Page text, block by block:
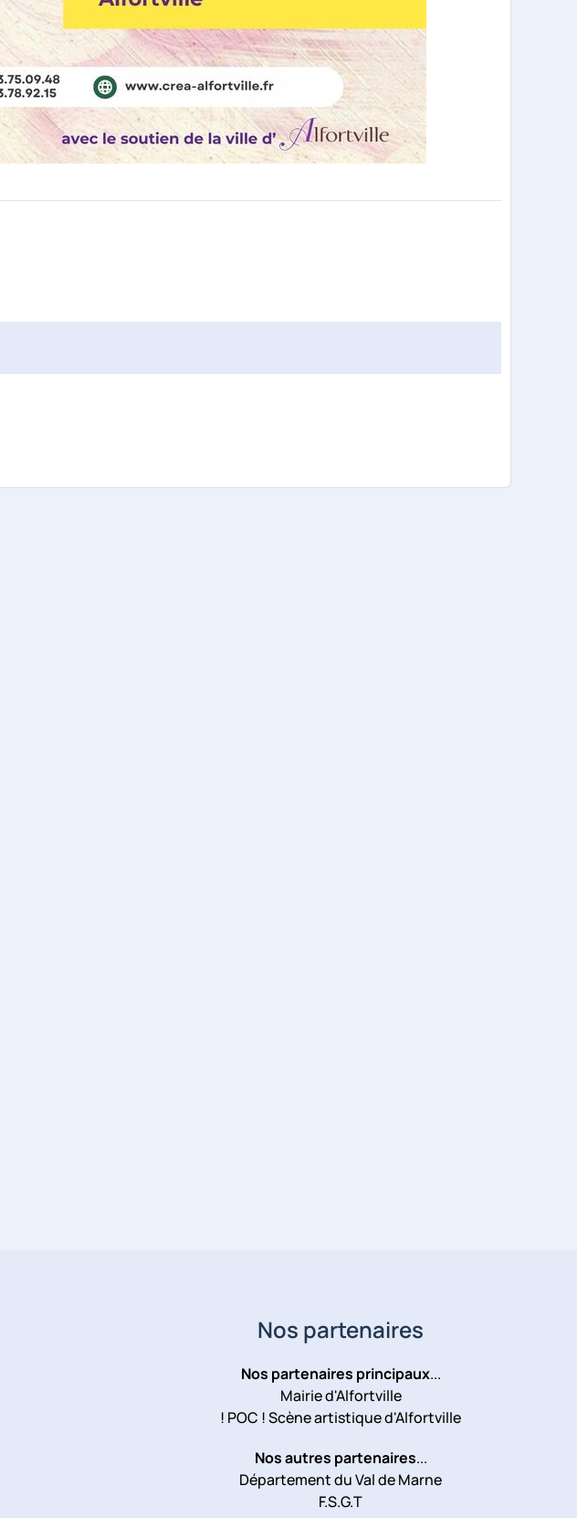
Nos partenaires
Nos partenaires principaux...
Mairie d'Alfortville
! POC ! Scène artistique d'Alfortville
Nos autres partenaires...
Département du Val de Marne
F.S.G.T